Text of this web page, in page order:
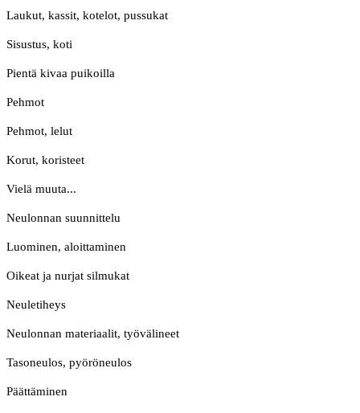
Laukut, kassit, kotelot, pussukat
Sisustus, koti
Pientä kivaa puikoilla
Pehmot
Pehmot, lelut
Korut, koristeet
Vielä muuta...
Neulonnan suunnittelu
Luominen, aloittaminen
Oikeat ja nurjat silmukat
Neuletiheys
Neulonnan materiaalit, työvälineet
Tasoneulos, pyöröneulos
Päättäminen